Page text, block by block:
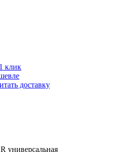
клик
доставку
универсальная